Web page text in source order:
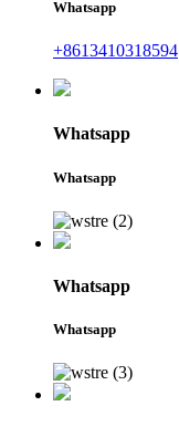
Whatsapp
+8613410318594
Whatsapp
Whatsapp
Whatsapp
Whatsapp